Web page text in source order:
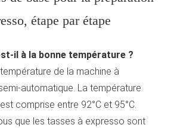
étape par étape
il à la bonne température ?
de la machine à
automatique. La température
comprise entre 92°C et 95°C.
que les tasses à expresso sont